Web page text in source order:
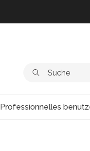
Professionnelles